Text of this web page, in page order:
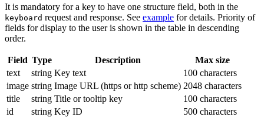
It is mandatory for a key to have one structure field, both in the
keyboard request and response. See example for details. Priority of
fields for display to the user is shown in the table in descending
order.
Field Type Description
Max size
text
string Key text
100 characters
image string Image URL (https or http scheme) 2048 characters
title
string Title or tooltip key
100 characters
id
string Key ID 500 characters